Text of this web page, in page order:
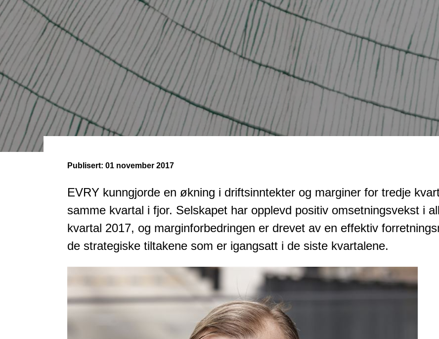
Publisert: 01 november 2017
EVRY kunngjorde en økning i driftsinntekter og marginer for tredje
samme kvartal i fjor. Selskapet har opplevd positiv omsetningsvekst i
kvartal 2017, og marginforbedringen er drevet av en effektiv
de strategiske tiltakene som er igangsatt i de siste kvartalene.